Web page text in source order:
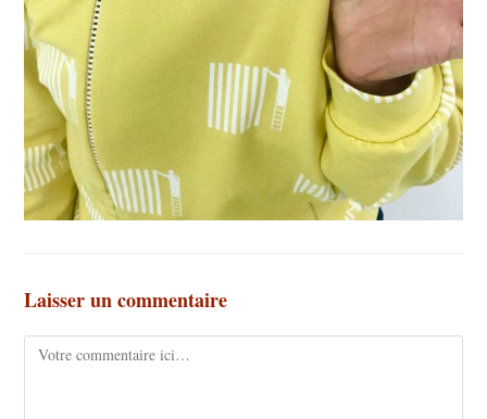
Laisser un commentaire